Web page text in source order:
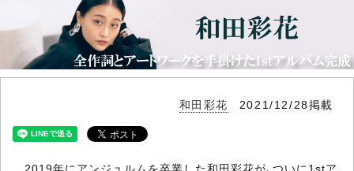
和田彩花 2021/12/28掲載
2019年にアンジュルムを卒業した和田彩花が、ついに1stア